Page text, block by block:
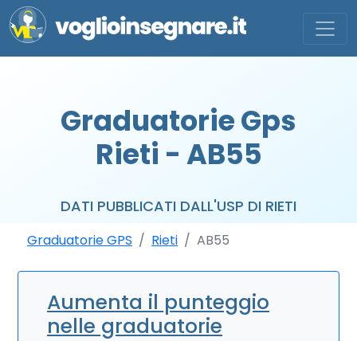
Graduatorie Gps
Rieti - AB55
DATI PUBBLICATI DALL'USP DI RIETI
Graduatorie GPS Rieti AB55
Aumenta il punteggio
nelle graduatorie